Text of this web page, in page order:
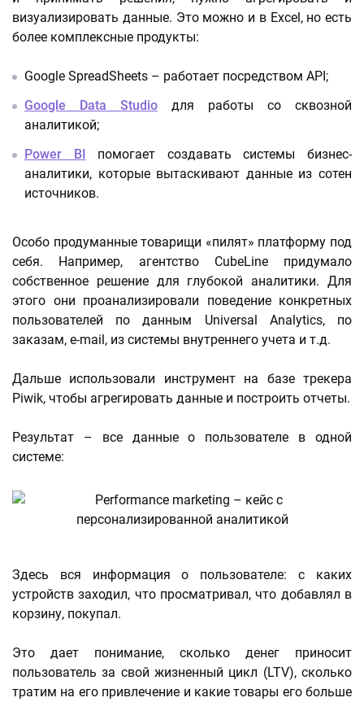
визуализировать данные. Это можно и в Excel, но есть
более комплексные продукты:
Google SpreadSheets – работает посредством API;
Google Data Studio для работы со сквозной
аналитикой;
Power BI помогает создавать системы бизнес-
аналитики, которые вытаскивают данные из сотен
источников.
Особо продуманные товарищи «пилят» платформу под
себя. Например, агентство CubeLine придумало
собственное решение для глубокой аналитики. Для
этого они проанализировали поведение конкретных
пользователей по данным Universal Analytics, по
заказам, e-mail, из системы внутреннего учета и т.д.
Дальше использовали инструмент на базе трекера
Piwik, чтобы агрегировать данные и построить отчеты.
Результат – все данные о пользователе в одной
системе:
Здесь вся информация о пользователе: с каких
устройств заходил, что просматривал, что добавлял в
корзину, покупал.
Это дает понимание, сколько денег приносит
пользователь за свой жизненный цикл (LTV), сколько
тратим на его привлечение и какие товары его больше